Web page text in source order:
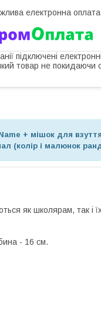
підключені
товар не покидаючи
+ мішок для
(колір і малюнок
як школярам, так і
- 16 см.